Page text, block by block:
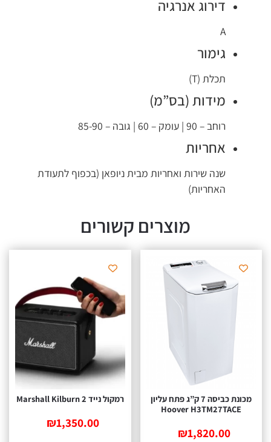
דירוג אנרגיה
A
גימור
תכלת (T)
מידות (בס”מ)
רוחב – 90 | עומק – 60 | גובה – 85-90
אחריות
שנה שירות ואחריות מבית ניופאן (בכפוף לתעודת
האחריות)
מוצרים קשורים
מכונת כביסה 7 ק”ג פתח עליון
Hoover H3TM27TACE
₪1,820.00
‏רמקול נייד Marshall Kilburn 2
₪1,350.00